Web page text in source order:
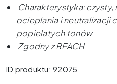
Charakterystyka:
ocieplania i neutralizacji
popielatych tonów
Zgodny z REACH
ID produktu: 92075